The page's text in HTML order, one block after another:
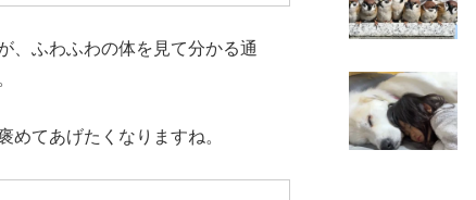
、ふわふわの体を見て分かる通
めてあげたくなりますね。